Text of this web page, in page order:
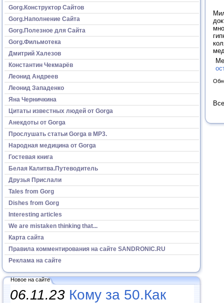
Gorg.Конструктор Сайтов
Gorg.Наполнение Сайта
Gorg.Полезное для Сайта
Gorg.Фильмотека
Дмитрий Халезов
Константин Чекмарёв
Леонид Андреев
Леонид Западенко
Яна Черничкина
Цитаты известных людей от Gorga
Анекдоты от Gorga
Прослушать статьи Gorga в МР3.
Народная медицина от Gorga
Гостевая книга
Белая Калитва.Путеводитель
Друзья Прислали
Tales from Gorg
Dishes from Gorg
Interesting articles
We are mistaken thinking that...
Карта сайта
Правила комментирования на сайте SANDRONIC.RU
Реклама на сайте
Новое на сайте
06.11.23 Кому за 50.Как